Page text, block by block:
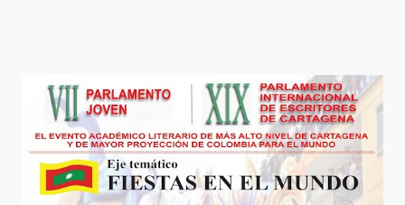
ele também apresenta o seu livro “Português afro-
brasileiro: o preenchimento do sujeito pronominal na
comunidade quilombola de Lagoinha”. Este livro de José
Carlos Assunção Novaes, decorrente de sua tese de
doutoramento, apresenta um importante panorama sobre a